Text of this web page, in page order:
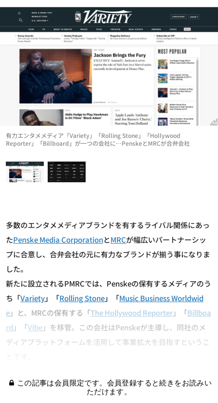
有力エンタメメディア「Variety」「Rolling Stone」「Hollywood
Reporter」「Billboard」が一つの会社に…PenskeとMRCが合弁会社
多数のエンタメメディアブランドを有するライバル関係にあっ
たPenske Media CorporationとMRCが幅広いパートナーシッ
プに合意し、合弁会社の元に有力なブランドが揃う事になりま
した。
新たに設立されるPMRCでは、Penskeの保有するメディアのう
ち「Variety」「Rolling Stone」「Music Business Worldwid
e」と、MRCの保有する「The Hollywood Reporter」「Billboa
rd 」「Vibe」を移管。この会社はPenskeが主導し、同社のメ
ディアプラットフォームを活用して事業拡大を目指すというこ
この記事は会員限定です。会員登録すると続きをお読みい
ただけます。